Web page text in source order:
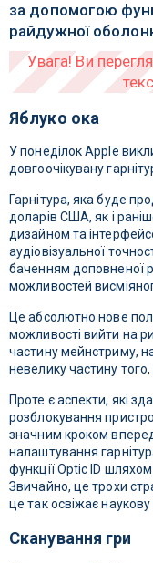
за допомогою
райдужної
Яблуко ока
У понеділок Apple
довгоочікувану
Гарнітура, яка буде
доларів США, як і
дизайном та
аудіовізуальної
баченням доповненої
можливостей
Це абсолютно нове
можливості вийти на
частину мейнстриму,
невелику частину
Проте є аспекти, які
розблокування
значним кроком вперед
налаштування
функції Optic ID
Звичайно, це трохи
це так освіжає
Сканування гри